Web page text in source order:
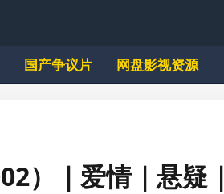
国产争议片 网盘影视资源
）｜爱情｜悬疑｜